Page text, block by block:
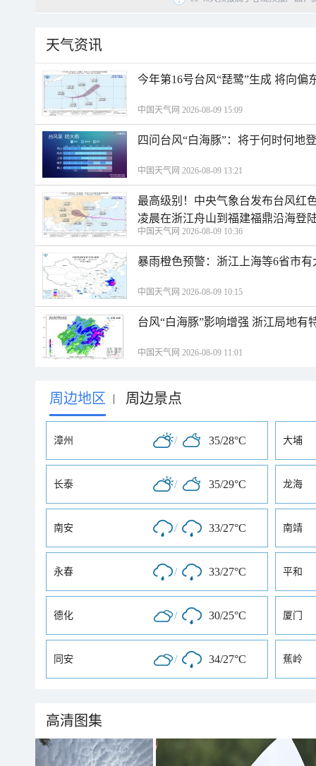
天气资讯
今年第16号台风“琵鹭”生成 将向偏
中国天气网 2026-08-09 15:09
四问台风“白海豚”：将于何时何地
中国天气网 2026-08-09 13:21
最高级别！中央气象台发布台风红
凌晨在浙江舟山到福建福鼎沿海登
中国天气网 2026-08-09 10:36
暴雨橙色预警：浙江上海等6省市
中国天气网 2026-08-09 10:15
台风“白海豚”影响增强 浙江局地有
中国天气网 2026-08-09 11:01
周边地区 | 周边景点
漳州 / 35/28°C 大埔
长泰 / 35/29°C 龙海
南安 / 33/27°C 南靖
永春 / 33/27°C 平和
德化 / 30/25°C 厦门
同安 / 34/27°C 蕉岭
高清图集